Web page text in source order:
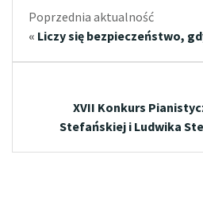
Poprzednia aktualność
« Liczy się bezpieczeństwo,
XVII Konkurs
Stefańskiej i Ludwika